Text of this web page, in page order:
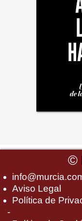
©
Aviso Legal
Política de
-